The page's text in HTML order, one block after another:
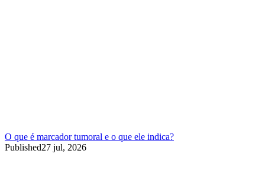
O que é marcador tumoral e o que ele indica?
Published27 jul, 2026